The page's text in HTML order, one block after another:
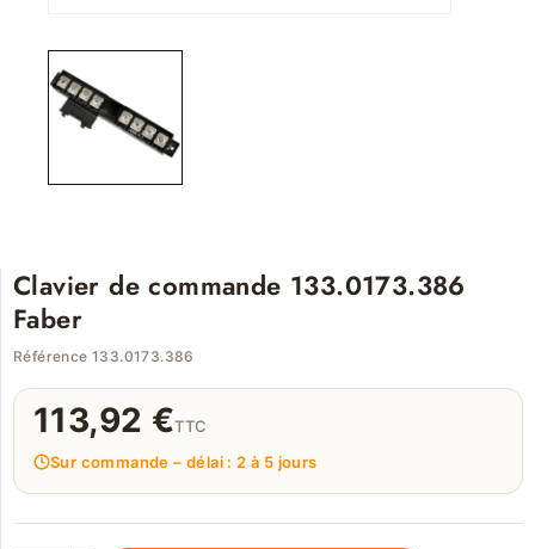
Clavier de commande 133.0173.386
Faber
Référence 133.0173.386
113,92 €TTC
Sur commande – délai : 2 à 5 jours